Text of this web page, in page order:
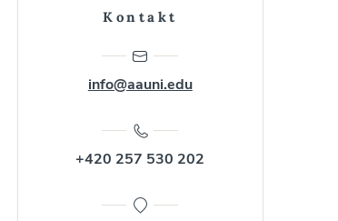
Kontakt
info@aauni.edu
+420 257 530 202